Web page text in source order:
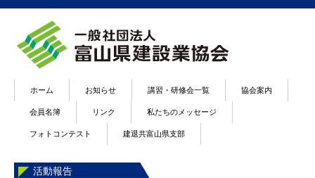
ホーム お知らせ 講習・研修会一覧 協会案内
会員名簿 リンク 私たちのメッセージ
フォトコンテスト 建退共富山県支部
活動報告